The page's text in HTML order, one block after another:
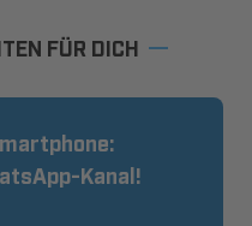
FÜR DICH
Kanal!